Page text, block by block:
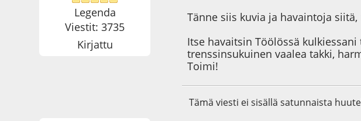
Legenda
Viestit: 3735
Kirjattu
Tänne siis kuvia ja havaintoja
Itse havaitsin Töölössä
trenssinsukuinen vaalea takki,
Toimi!
Tämä viesti ei sisällä satunnaista